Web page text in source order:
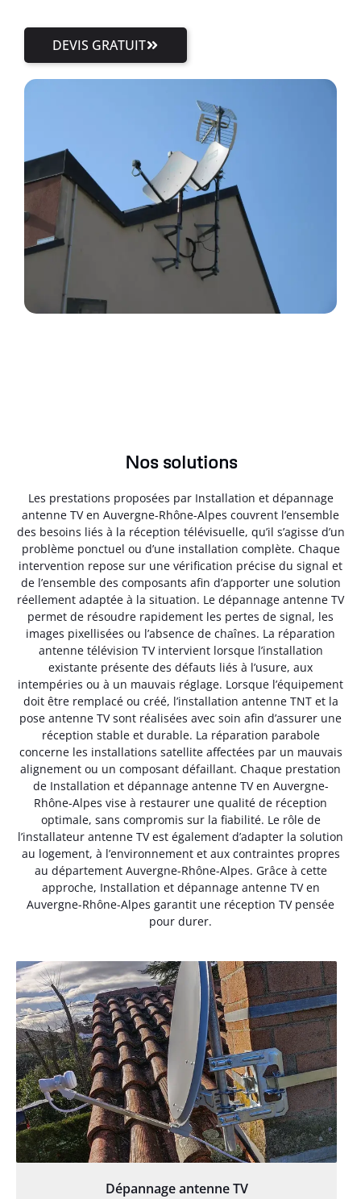
DEVIS GRATUIT
Nos solutions
Les prestations proposées par Installation et dépannage
antenne TV en Auvergne-Rhône-Alpes couvrent l’ensemble
des besoins liés à la réception télévisuelle, qu’il s’agisse d’un
problème ponctuel ou d’une installation complète. Chaque
intervention repose sur une vérification précise du signal et
de l’ensemble des composants afin d’apporter une solution
réellement adaptée à la situation. Le dépannage antenne TV
permet de résoudre rapidement les pertes de signal, les
images pixellisées ou l’absence de chaînes. La réparation
antenne télévision TV intervient lorsque l’installation
existante présente des défauts liés à l’usure, aux
intempéries ou à un mauvais réglage. Lorsque l’équipement
doit être remplacé ou créé, l’installation antenne TNT et la
pose antenne TV sont réalisées avec soin afin d’assurer une
réception stable et durable. La réparation parabole
concerne les installations satellite affectées par un mauvais
alignement ou un composant défaillant. Chaque prestation
de Installation et dépannage antenne TV en Auvergne-
Rhône-Alpes vise à restaurer une qualité de réception
optimale, sans compromis sur la fiabilité. Le rôle de
l’installateur antenne TV est également d’adapter la solution
au logement, à l’environnement et aux contraintes propres
au département Auvergne-Rhône-Alpes. Grâce à cette
approche, Installation et dépannage antenne TV en
Auvergne-Rhône-Alpes garantit une réception TV pensée
pour durer.
Dépannage antenne TV